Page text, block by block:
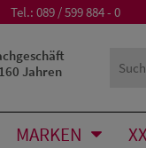
Tel.: 089 / 599 884 - 0
Jahren
MARKEN